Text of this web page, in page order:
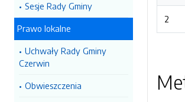
Sesje Rady Gminy
Prawo lokalne
Uchwały Rady Gminy
Czerwin
Obwieszczenia
2